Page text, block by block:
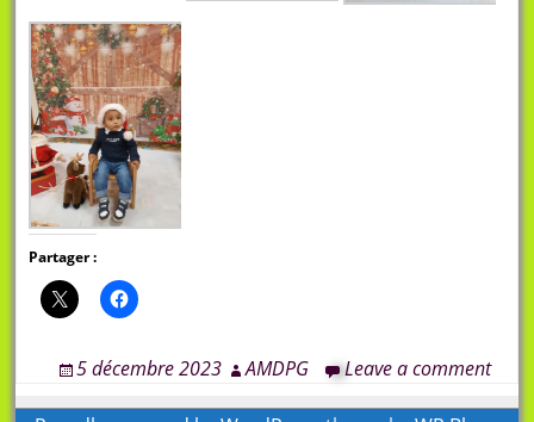
Partager :
5 décembre 2023 AMDPG Leave a comment